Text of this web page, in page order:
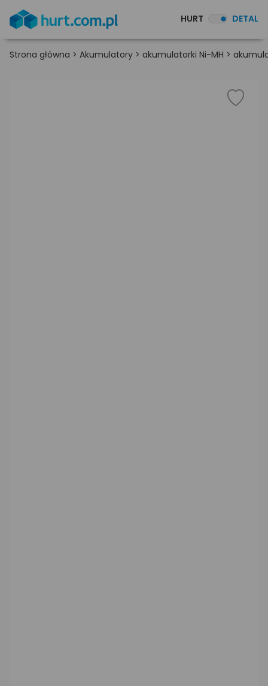
HURT DETAL
Strona główna > Akumulatory > akumulatorki Ni-MH >